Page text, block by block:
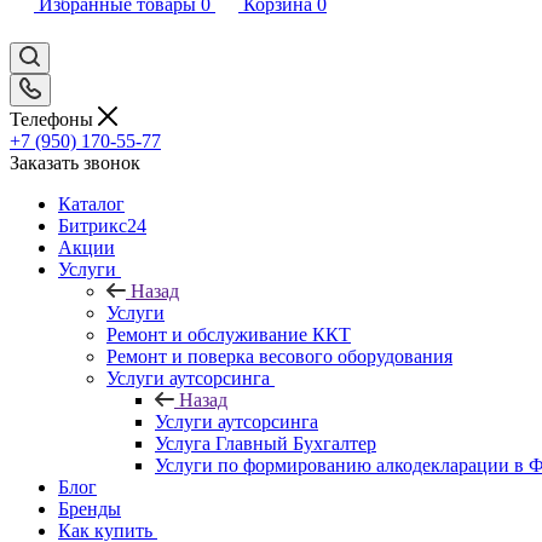
Избранные товары 0 Корзина 0
Телефоны
+7 (950) 170-55-77
Заказать звонок
Каталог
Битрикс24
Акции
Услуги
Назад
Услуги
Ремонт и обслуживание ККТ
Ремонт и поверка весового оборудования
Услуги аутсорсинга
Назад
Услуги аутсорсинга
Услуга Главный Бухгалтер
Услуги по формированию алкодекларации в
Блог
Бренды
Как купить